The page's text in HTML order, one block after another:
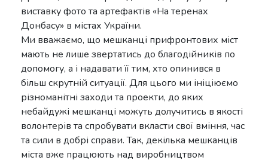
виставку фото та артефактів «На теренах
Донбасу» в містах України.
Ми вважаємо, що мешканці прифронтових міст
мають не лише звертатись до благодійників по
допомогу, а і надавати її тим, хто опинився в
більш скрутній ситуації. Для цього ми ініціюємо
різноманітні заходи та проекти, до яких
небайдужі мешканці можуть долучитись в якості
волонтерів та спробувати вкласти свої вміння, час
та сили в добрі справи. Так, декілька мешканців
міста вже працюють над виробництвом